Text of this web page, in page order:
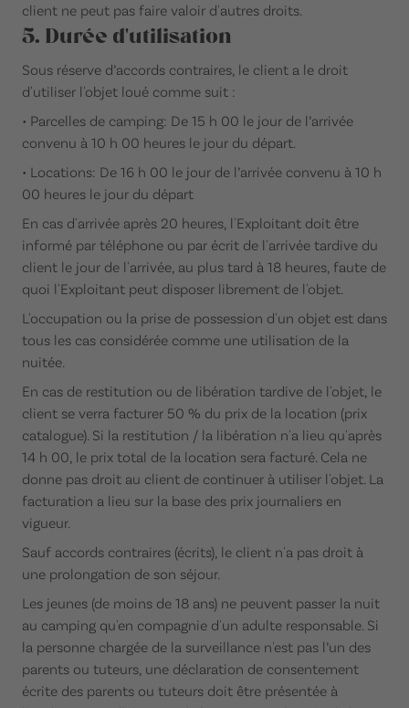
client ne peut pas faire valoir d'autres droits.
5. Durée d'utilisation
Sous réserve d’accords contraires, le client a le droit
d'utiliser l'objet loué comme suit :
• Parcelles de camping: De 15 h 00 le jour de l’arrivée
convenu à 10 h 00 heures le jour du départ.
• Locations: De 16 h 00 le jour de l’arrivée convenu à 10 h
00 heures le jour du départ
En cas d'arrivée après 20 heures, l'Exploitant doit être
informé par téléphone ou par écrit de l'arrivée tardive du
client le jour de l'arrivée, au plus tard à 18 heures, faute de
quoi l'Exploitant peut disposer librement de l'objet.
L'occupation ou la prise de possession d'un objet est dans
tous les cas considérée comme une utilisation de la
nuitée.
En cas de restitution ou de libération tardive de l'objet, le
client se verra facturer 50 % du prix de la location (prix
catalogue). Si la restitution / la libération n'a lieu qu'après
14 h 00, le prix total de la location sera facturé. Cela ne
donne pas droit au client de continuer à utiliser l'objet. La
facturation a lieu sur la base des prix journaliers en
vigueur.
Sauf accords contraires (écrits), le client n'a pas droit à
une prolongation de son séjour.
Les jeunes (de moins de 18 ans) ne peuvent passer la nuit
au camping qu'en compagnie d'un adulte responsable. Si
la personne chargée de la surveillance n'est pas l’un des
parents ou tuteurs, une déclaration de consentement
écrite des parents ou tuteurs doit être présentée à